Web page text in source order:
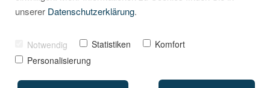
unserer Datenschutzerklärung.
Notwendig Statistiken
Komfort
Personalisierung